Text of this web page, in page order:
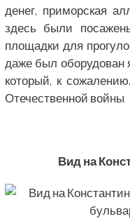
денег, приморская
здесь были
площадки для
даже был оборудован
который, к
Отечественной войны.
Вид на